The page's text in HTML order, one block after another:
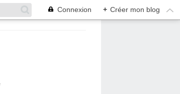
Connexion + Créer mon blog